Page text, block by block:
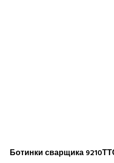
ПОДРОБНЕЕ
Ботинки сварщика